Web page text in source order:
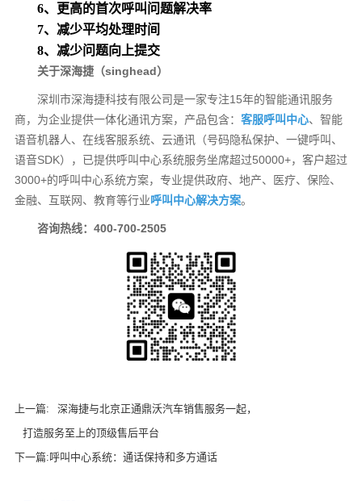
6、更高的首次呼叫问题解决率
7、减少平均处理时间
8、减少问题向上提交
关于深海捷（singhead）
深圳市深海捷科技有限公司是一家专注15年的智能通讯服务
商，为企业提供一体化通讯方案，产品包含： 客服呼叫中心、智能
语音机器人、在线客服系统、云通讯（号码隐私保护、一键呼叫、
语音SDK），已提供呼叫中心系统服务坐席超过50000+，客户超过
3000+的呼叫中心系统方案，专业提供政府、地产、医疗、保险、
金融、互联网、教育等行业呼叫中心解决方案。
咨询热线：400-700-2505
上一篇:
深海捷与北京正通鼎沃汽车销售服务一起，
打造服务至上的顶级售后平台
下一篇:呼叫中心系统：通话保持和多方通话